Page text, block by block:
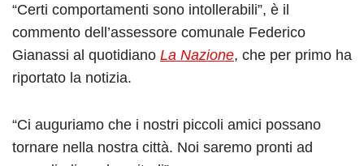
“Certi comportamenti sono intollerabili”, è il
commento dell’assessore comunale Federico
Gianassi al quotidiano La Nazione, che per primo ha
riportato la notizia.
“Ci auguriamo che i nostri piccoli amici possano
tornare nella nostra città. Noi saremo pronti ad